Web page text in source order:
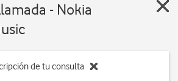
- Nokia
de tu consulta